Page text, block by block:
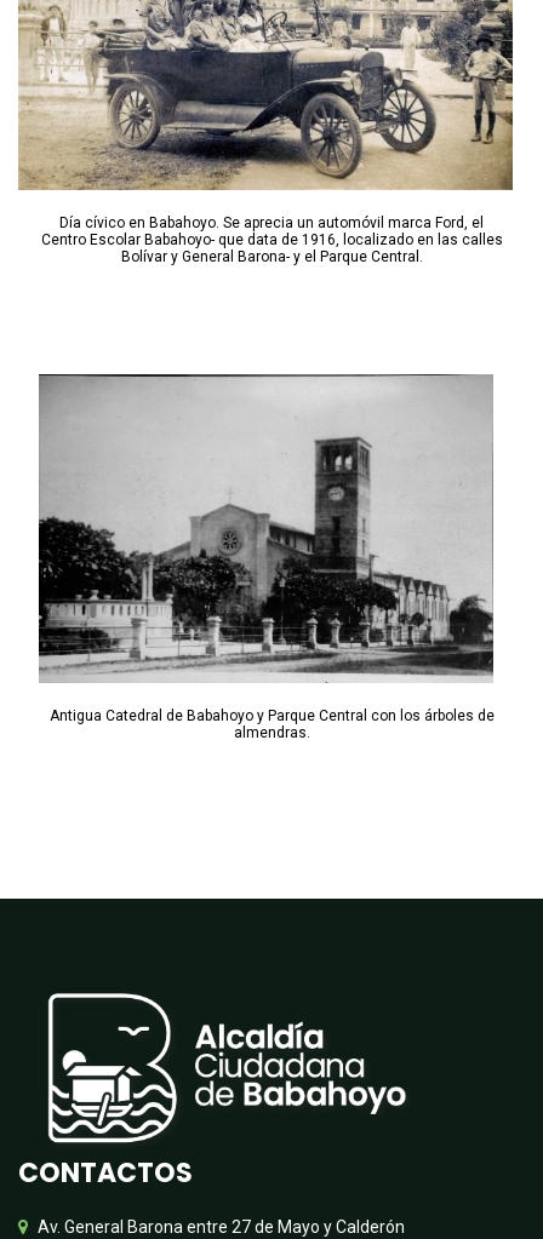
Día cívico en Babahoyo. Se aprecia un automóvil marca Ford, el
Centro Escolar Babahoyo- que data de 1916, localizado en las calles
Bolívar y General Barona- y el Parque Central.
Antigua Catedral de Babahoyo y Parque Central con los árboles de
almendras.
CONTACTOS
Av. General Barona entre 27 de Mayo y Calderón